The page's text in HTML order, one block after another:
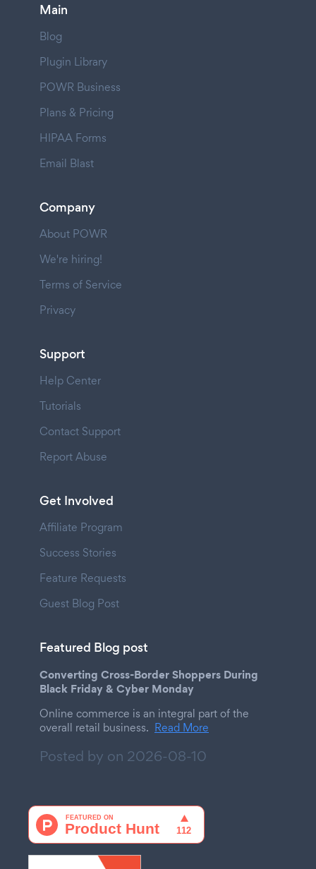
Main
Blog
Plugin Library
POWR Business
Plans & Pricing
HIPAA Forms
Email Blast
Company
About POWR
We're hiring!
Terms of Service
Privacy
Support
Help Center
Tutorials
Contact Support
Report Abuse
Get Involved
Affiliate Program
Success Stories
Feature Requests
Guest Blog Post
Featured Blog post
Converting Cross-Border Shoppers During
Black Friday & Cyber Monday
Online commerce is an integral part of the
overall retail business. Read More
Posted by on 2026-08-10